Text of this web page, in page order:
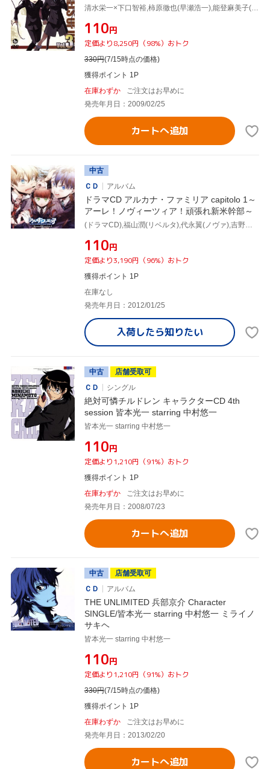
清水栄一×下口智裕,柿原徹也(早瀬浩一),能登麻美子(城崎絵美),福山潤(加藤久嵩),中村悠一(森次玲二),平井久司(キャラクターデザイン、総作画監督)
¥110円
定価より8,250円（98%）おトク
330円(7/15時点の価格)
獲得ポイント 1P
在庫わずか
ご注文はお早めに
発売年月日：2009/02/25
カートへ追加
中古
ＣＤ
アルバム
ドラマCD アルカナ・ファミリア capitolo 1～
アーレ！ノヴィーツィア！頑張れ新米幹部～
(ドラマCD),福山潤(リベルタ),代永翼(ノヴァ),吉野裕行(デビト),杉田智和(パーチェ),中村悠一(ルカ),小杉十郎太(ダンテ),遊佐浩二(ジョーリィ)
¥110円
定価より3,190円（96%）おトク
獲得ポイント 1P
在庫なし
発売年月日：2012/01/25
入荷したら知りたい
中古
店舗受取可
ＣＤ
シングル
絶対可憐チルドレン キャラクターCD 4th
session 皆本光一 starring 中村悠一
皆本光一 starring 中村悠一
¥110円
定価より1,210円（91%）おトク
獲得ポイント 1P
在庫わずか
ご注文はお早めに
発売年月日：2008/07/23
カートへ追加
中古
店舗受取可
ＣＤ
アルバム
THE UNLIMITED 兵部京介 Character
SINGLE/皆本光一 starring 中村悠一 ミライノ
サキヘ
皆本光一 starring 中村悠一
¥110円
定価より1,210円（91%）おトク
330円(7/15時点の価格)
獲得ポイント 1P
在庫わずか
ご注文はお早めに
発売年月日：2013/02/20
カートへ追加